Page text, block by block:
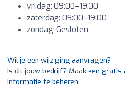
vrijdag: 09:00–19:00
zaterdag: 09:00–19:00
zondag: Gesloten
Wil je een wijziging aanvragen?
Is dit jouw bedrijf? Maak een gratis
informatie te beheren